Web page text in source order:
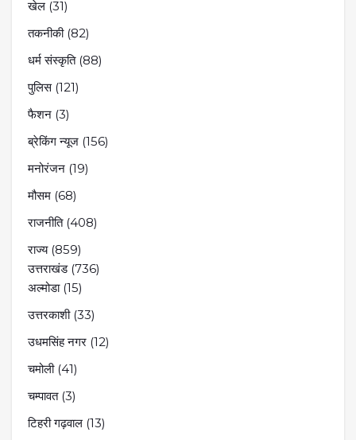
खेल (31)
तकनीकी(82)
धर्म संस्कृति(88)
पुलिस(121)
फैशन (3)
ब्रेकिंग न्यूज (156)
मनोरंजन (19)
मौसम (68)
राजनीति(408)
राज्य(859)
उत्तराखंड(736)
अल्मोडा(15)
उत्तरकाशी(33)
उधमसिंह नगर (12)
चमोली(41)
चम्पावत(3)
टिहरी गढ़वाल (13)